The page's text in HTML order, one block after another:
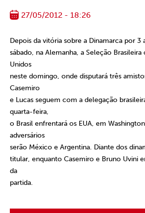
27/05/2012 - 18:26
Depois da vitória sobre a Dinamarca por 3
sábado, na Alemanha, a Seleção Brasileira
Unidos
neste domingo, onde disputará três
Casemiro
e Lucas seguem com a delegação
quarta-feira,
o Brasil enfrentará os EUA, em
adversários
serão México e Argentina. Diante dos
titular, enquanto Casemiro e Bruno Uvini
da
partida.